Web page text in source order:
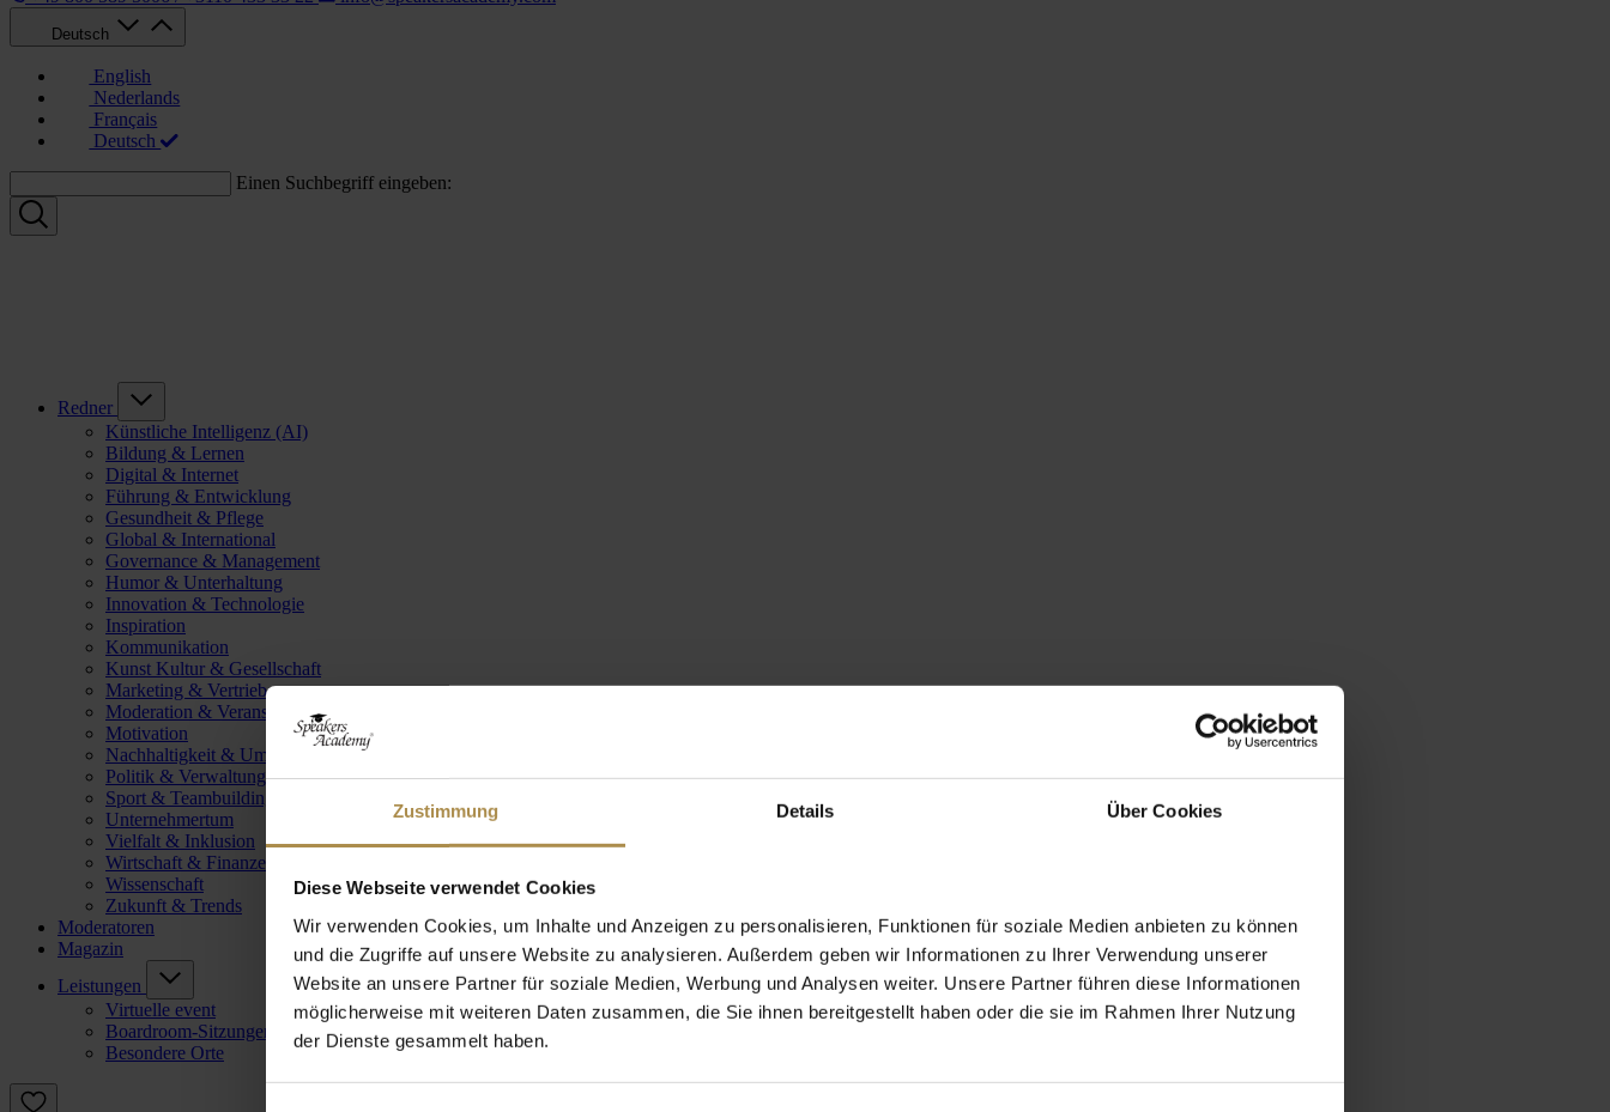
Zustimmung Details Über Cookies
Diese Webseite verwendet Cookies
Wir verwenden Cookies, um Inhalte und Anzeigen zu personalisieren, Funktionen für soziale Medien anbieten zu können
und die Zugriffe auf unsere Website zu analysieren. Außerdem geben wir Informationen zu Ihrer Verwendung unserer
Website an unsere Partner für soziale Medien, Werbung und Analysen weiter. Unsere Partner führen diese Informationen
möglicherweise mit weiteren Daten zusammen, die Sie ihnen bereitgestellt haben oder die sie im Rahmen Ihrer Nutzung
der Dienste gesammelt haben.
Deutsch
English
Nederlands
Français
Deutsch
Einen Suchbegriff eingeben:
Redner
Künstliche Intelligenz (AI)
Bildung & Lernen
Digital & Internet
Führung & Entwicklung
Gesundheit & Pflege
Global & International
Governance & Management
Humor & Unterhaltung
Innovation & Technologie
Inspiration
Kommunikation
Kunst Kultur & Gesellschaft
Marketing & Vertrieb
Moderation & Veranstaltungsleitung
Motivation
Nachhaltigkeit & Umwelt
Politik & Verwaltung
Sport & Teambuilding
Unternehmertum
Vielfalt & Inklusion
Wirtschaft & Finanzen
Wissenschaft
Zukunft & Trends
Moderatoren
Magazin
Leistungen
Virtuelle event
Boardroom-Sitzungen
Besondere Orte